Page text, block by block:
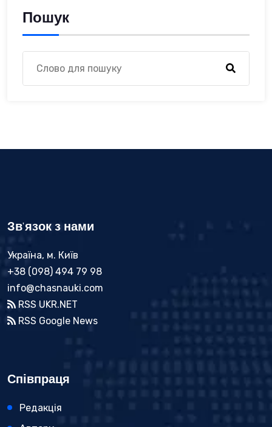
Пошук
Зв'язок з нами
Україна, м. Київ
+38 (098) 494 79 98
info@chasnauki.com
RSS UKR.NET
RSS Google News
Співпраця
Редакція